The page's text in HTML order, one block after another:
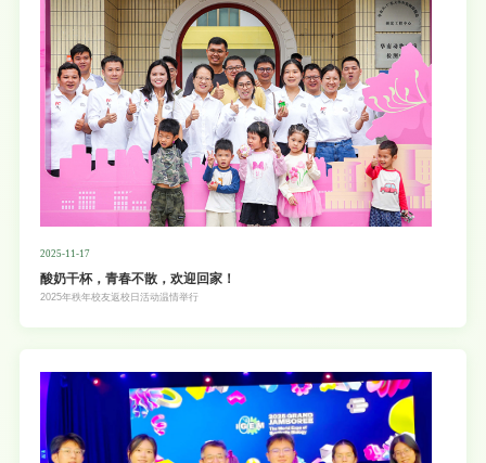
2025-11-17
酸奶干杯，青春不散，欢迎回家！
2025年秩年校友返校日活动温情举行